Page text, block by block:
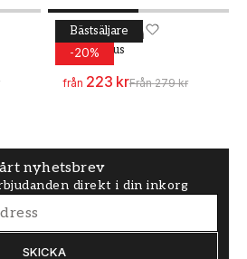
GylleneBästsäljare
-20%
WALLPASSION
Sommarljus
från 223 krFrån 279 kr
Målarfärg - Kulör W173
nyhetsbrev
direkt i din inkorg
SKICKA